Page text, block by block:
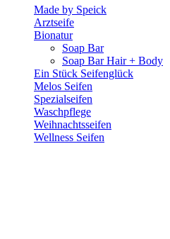
Made by Speick
Arztseife
Bionatur
Soap Bar
Soap Bar Hair + Body
Ein Stück Seifenglück
Melos Seifen
Spezialseifen
Waschpflege
Weihnachtsseifen
Wellness Seifen